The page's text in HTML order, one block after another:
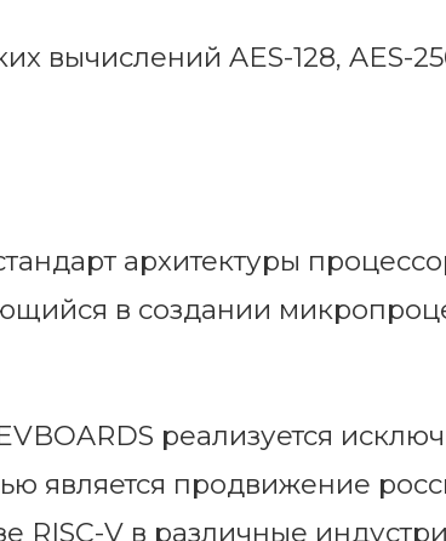
вычислений AES-128, AES-
архитектуры
в создании
реализуется
является продвижение
RISC-V в различные